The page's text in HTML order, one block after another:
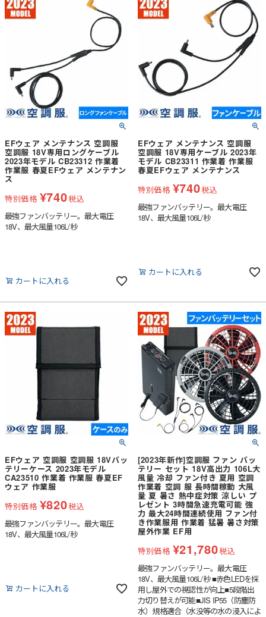
EFウェア メンテナンス 空調服
空調服 18V専用ロングケーブル
2023年モデル CB23312 作業着
作業服 春夏EFウェア メンテナン
ス
特別価格 ¥740税込
最強ファンバッテリー。最大電圧
18V、最大風量106L/秒
カートに入れる
EFウェア メンテナンス 空調服
空調服 18V専用ケーブル 2023年
モデル CB23311 作業着 作業服
春夏EFウェア メンテナンス
特別価格 ¥740税込
最強ファンバッテリー。最大電圧
18V、最大風量106L/秒
カートに入れる
EFウェア 空調服 空調服 18Vバッ
テリーケース 2023年モデル
CA23510 作業着 作業服 春夏EF
ウェア 作業服
特別価格 ¥820税込
最強ファンバッテリー。最大電圧
18V、最大風量106L/秒
カートに入れる
[2023年新作]空調服 ファン バッ
テリー セット 18V高出力 106L大
風量 冷却 ファン付き 夏用 空調
作業着 空調 服 長時間稼動 大風
量 夏 暑さ 熱中症対策 涼しい プ
レゼント 3時間急速充電可能 強
力 最大24時間連続使用 ファン付
き作業服用 作業着 猛暑 暑さ対策
屋外作業 EF用
特別価格 ¥21,780税込
最強ファンバッテリー。最大電圧
18V、最大風量106L/秒 ■赤色LEDを採
用し屋外での視認性が向上■5段階出
力切り替えが可能■JIS IP55（防塵防
水）規格適合（水没等の水の浸入によ